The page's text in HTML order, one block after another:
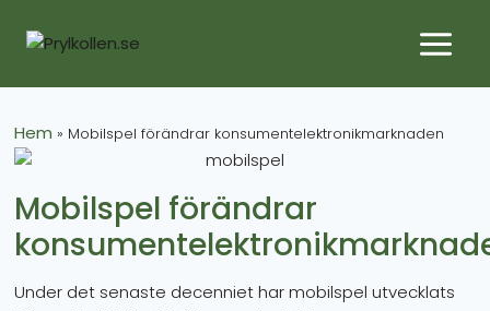
Hem » Mobilspel förändrar konsumentelektronikmarknaden
Mobilspel förändrar
Under det senaste decenniet har mobilspel utvecklats